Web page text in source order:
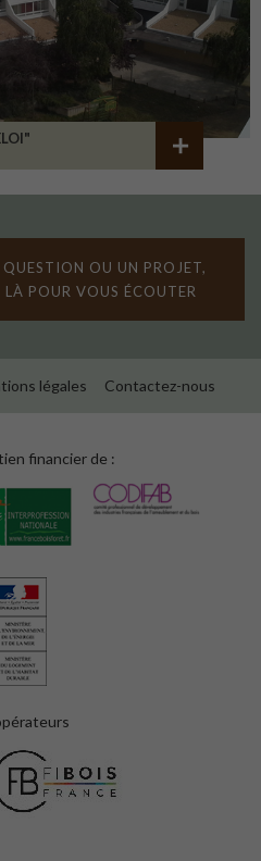
OU UN PROJET,
POUR VOUS ÉCOUTER
légales Contactez-nous
financier de :